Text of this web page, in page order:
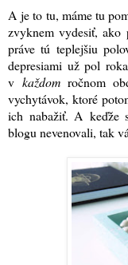
A je to tu, máme tu
zvyknem vydesiť, ako
práve tú teplejšiu
depresiami už pol
v každomročnom
vychytávok, ktoré
ich nabažiť. A keďže
blogu nevenovali, tak